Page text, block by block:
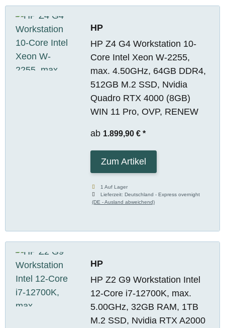
HP
HP Z4 G4 Workstation 10-
Core Intel Xeon W-2255,
max. 4.50GHz, 64GB DDR4,
512GB M.2 SSD, Nvidia
Quadro RTX 4000 (8GB)
WIN 11 Pro, OVP, RENEW
ab 1.899,90 € *
Zum Artikel
1 Auf Lager
Lieferzeit:Deutschland - Express overnight
(DE - Ausland abweichend)
HP
HP Z2 G9 Workstation Intel
12-Core i7-12700K, max.
5.00GHz, 32GB RAM, 1TB
M.2 SSD, Nvidia RTX A2000